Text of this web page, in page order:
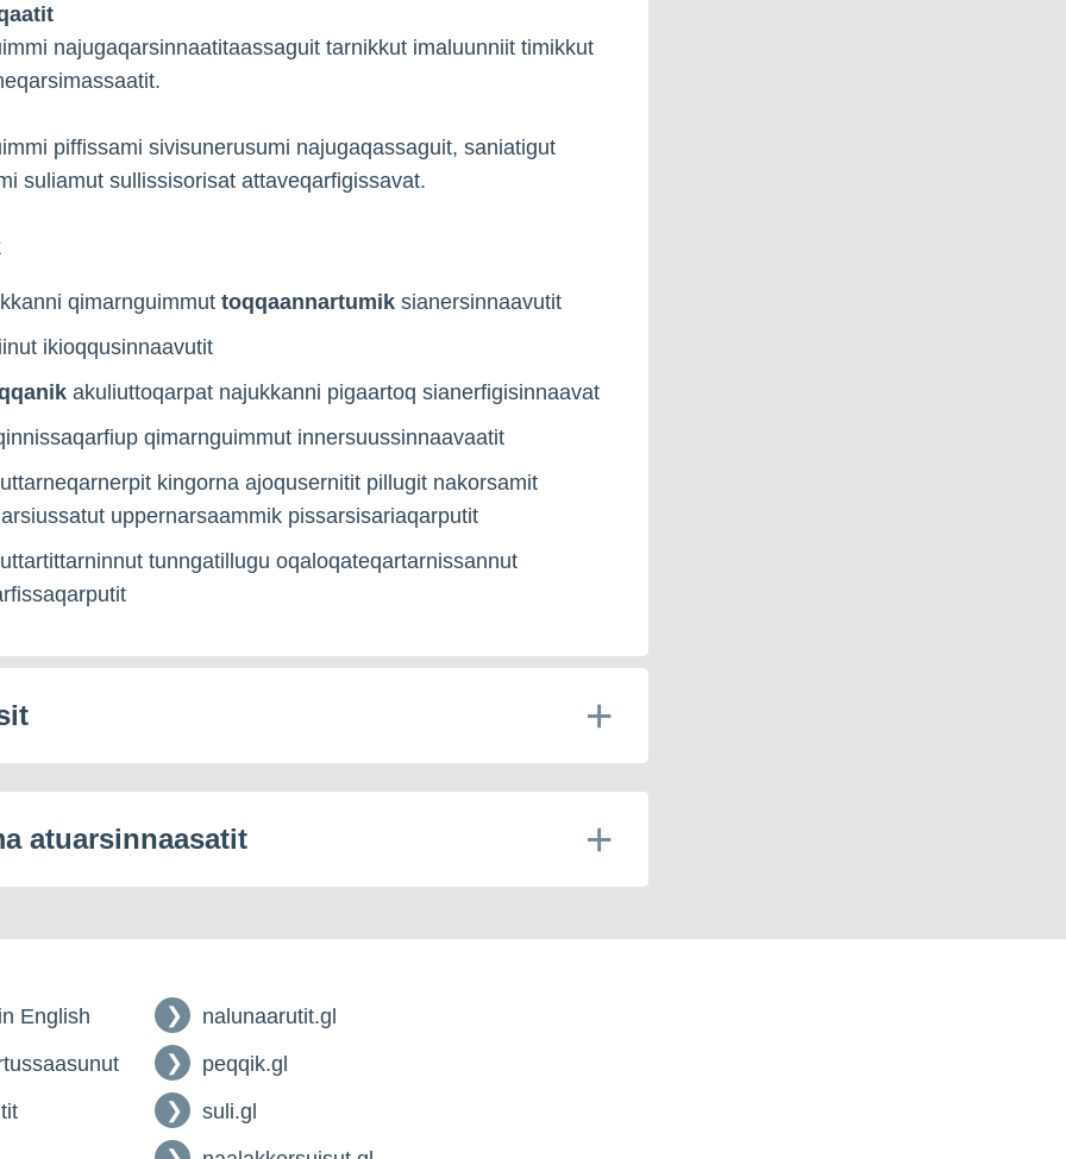
najugaqarsinnaatitaassaguit tarnikkut imaluunniit timikkut
piffissami sivisunerusumi najugaqassaguit, saniatigut
suliamut sullissisorisat attaveqarfigissavat.
qimarnguimmut toqqaannartumik sianersinnaavutit
ikioqqusinnaavutit
akuliuttoqarpat najukkanni pigaartoq sianerfigisinnaavat
qimarnguimmut innersuussinnaavaatit
kingorna ajoqusernitit pillugit nakorsamit
uppernarsaammik pissarsisariaqarputit
tunngatillugu oqaloqateqartarnissannut
atuarsinnaasatit
English
nalunaarutit.gl
peqqik.gl
suli.gl